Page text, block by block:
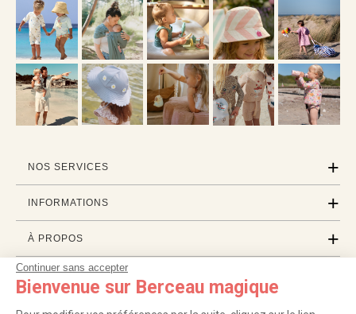
Continuer sans accepter
Bienvenue sur Berceau magique
NOS SERVICES
INFORMATIONS
À PROPOS
PROFESSIONNELS
LISTES CADEAUX